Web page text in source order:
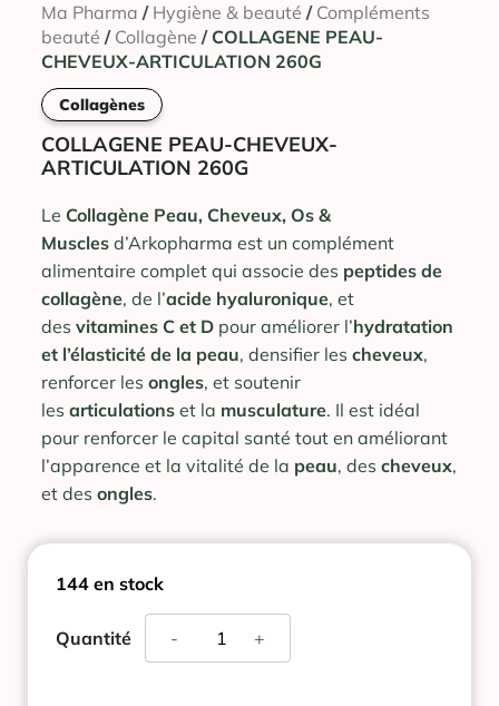
Ma Pharma / Hygiène & beauté / Compléments
beauté / Collagène / COLLAGENE PEAU-
CHEVEUX-ARTICULATION 260G
Collagènes
COLLAGENE PEAU-CHEVEUX-
ARTICULATION 260G
Le Collagène Peau, Cheveux, Os &
Muscles d’Arkopharma est un complément
alimentaire complet qui associe des peptides de
collagène, de l’acide hyaluronique, et
des vitamines C et D pour améliorer l’hydratation
et l’élasticité de la peau, densifier les cheveux,
renforcer les ongles, et soutenir
les articulations et la musculature. Il est idéal
pour renforcer le capital santé tout en améliorant
l’apparence et la vitalité de la peau, des cheveux,
et des ongles.
144 en stock
Quantité +
quantité
-